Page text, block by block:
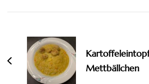
Navigation
Mettbällchen